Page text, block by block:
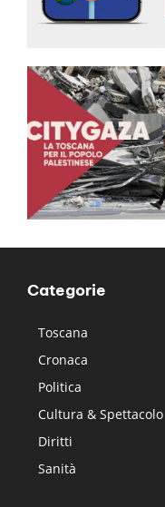
Categorie
Toscana
Cronaca
Politica
Cultura & Spettacolo
Diritti
Sanità